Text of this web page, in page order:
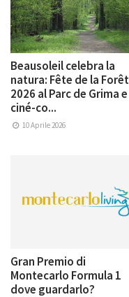
Beausoleil celebra la
natura: Fête de la Forêt
2026 al Parc de Grima e
ciné-co...
10 Aprile 2026
Gran Premio di
Montecarlo Formula 1
dove guardarlo?